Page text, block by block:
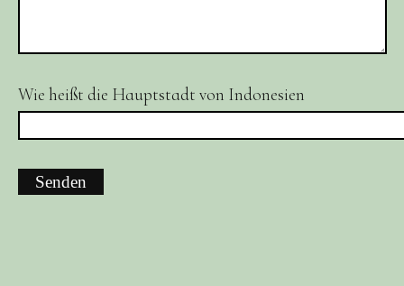
Wie heißt die Hauptstadt von Indonesien